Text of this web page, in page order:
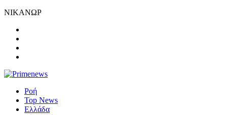
ΝΙΚΑΝΩΡ
Ροή
Top News
Ελλάδα